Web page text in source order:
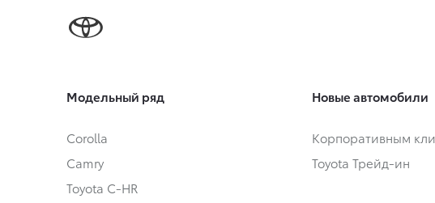
Модельный ряд
Corolla
Camry
Toyota C-HR
Новые автомобили
Корпоративным
Toyota Трейд-ин